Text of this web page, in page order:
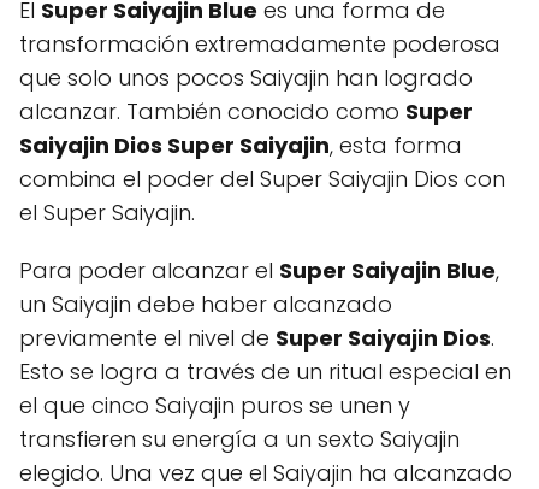
El Super Saiyajin Blue es una forma de
transformación extremadamente poderosa
que solo unos pocos Saiyajin han logrado
alcanzar. También conocido como Super
Saiyajin Dios Super Saiyajin, esta forma
combina el poder del Super Saiyajin Dios con
el Super Saiyajin.
Para poder alcanzar el Super Saiyajin Blue,
un Saiyajin debe haber alcanzado
previamente el nivel de Super Saiyajin Dios.
Esto se logra a través de un ritual especial en
el que cinco Saiyajin puros se unen y
transfieren su energía a un sexto Saiyajin
elegido. Una vez que el Saiyajin ha alcanzado